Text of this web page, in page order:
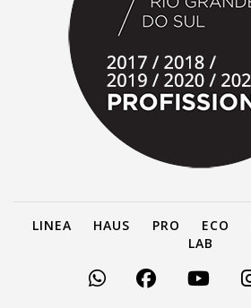
LINEA HAUS PRO ECO
LAB